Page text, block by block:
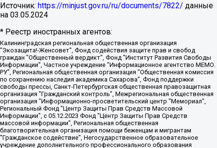
Источник: https://minjust.gov.ru/ru/documents/7822/ данные
на 03.05.2024
* Реестр иностранных агентов:
Калининградская региональная общественная организация "Экозащита!-Женсовет", Фонд содействия защите прав и свобод граждан "Общественный вердикт", Фонд "Институт Развития Свободы Информации", Частное учреждение "Информационное агентство МЕМО. РУ", Региональная общественная организация "Общественная комиссия по сохранению наследия академика Сахарова", Фонд поддержки свободы прессы, Санкт-Петербургская общественная правозащитная организация "Гражданский контроль", Межрегиональная общественная организация "Информационно-просветительский центр "Мемориал", Региональный Фонд "Центр Защиты Прав Средств Массовой Информации", с 05.12.2023 Фонд "Центр Защиты Прав Средств массовой информации", Региональная общественная благотворительная организация помощи беженцам и мигрантам "Гражданское содействие", Негосударственное образовательное учреждение дополнительного профессионального образования (повышение квалификации) специалистов "АКАДЕМИЯ ПО ПРАВАМ ЧЕЛОВЕКА", Свердловская региональная общественная организация "Сутяжник", Автономная некоммерческая организация "Центр независимых социологических исследований", Союз общественных объединений "Российский исследовательский центр по правам человека", Региональное общественное учреждение научно-информационный центр "МЕМОРИАЛ", Некоммерческая организация "Фонд защиты гласности", Автономная некоммерческая организация "Институт прав человека", Городская общественная организация "Екатеринбургское общество "МЕМОРИАЛ", Городская общественная организация "Рязанское историко-просветительское и правозащитное общество "Мемориал" (Рязанский Мемориал), Челябинский региональный орган общественной самодеятельности – женское общественное объединение "Женщины Евразии", Челябинский региональный орган общественной самодеятельности "Уральская правозащитная группа", Фонд содействия защите здоровья и социальной справедливости имени Андрея Рылькова, Автономная Некоммерческая Организация "Аналитический Центр Юрия Левады", Автономная некоммерческая организация социальной поддержки населения "Проект Апрель", Региональная общественная организация помощи женщинам и детям, находящимся в кризисной ситуации "Информационно-методический центр "Анна", Фонд содействия развитию массовых коммуникаций и правовому просвещению "Так-так-Так", Фонд содействия устойчивому развитию "Серебряная тайга", Свердловский региональный общественный фонд социальных проектов "Новое время", "Idel.Реалии", Кавказ.Реалии, Крым.Реалии, Телеканал Настоящее Время, Татаро-башкирская служба Радио Свобода (Azatliq Radiosi), Радио Свободная Европа/Радио Свобода (PCE/PC), "Сибирь.Реалии", "Фактограф", Благотворительный фонд помощи осужденным и их семьям, Автономная некоммерческая организация "Институт глобализации и социальных движений", Фонд "В защиту прав заключенных", Частное учреждение "Центр поддержки и содействия развитию средств массовой информации", Пензенский региональный общественный благотворительный фонд "Гражданский союз", "Север.Реалии", Некоммерческая организация Фонд "Правовая инициатива", Общество с ограниченной ответственностью "Радио Свободная Европа/Радио Свобода", Чешское информационное агентство "MEDIUM-ORIENT", Красноярская региональная общественная организация "Мы против СПИДа", Камалягин Денис Николаевич, Маркелов Сергей Евгеньевич, Пономарев Лев Александрович, Савицкая Людмила Алексеевна, Автономная некоммерческая организация "Центр по работе с проблемой насилия "НАСИЛИЮ.НЕТ", Межрегиональный профессиональный союз работников здравоохранения "Альянс врачей", Юридическое лицо, зарегистрированное в Латвийской Республике, SIA "Medusa Project" (регистрационный номер 40103797863, дата регистрации 10.06.2014), Некоммерческая организация "Фонд по борьбе с коррупцией", Автономная некоммерческая организация "Институт права и публичной политики", Баданин Роман Сергеевич, Гликин Максим Александрович, Железнова Мария Михайловна, Лукьянова Юлия Сергеевна, Маетная Елизавета Витальевна, Маняхин Петр Борисович, Чуракова Ольга Владимировна, Ярош Юлия Петровна, Юридическое лицо "The Insider SIA", зарегистрированное в Риге, Латвийская Республика (дата регистрации 26.06.2015), являющееся администратором доменного имени интернет-издания "The Insider SIA", https://theins.ru, Постернак Алексей Евгеньевич, Рубин Михаил Аркадьевич, Анин Роман Александрович, Юридическое лицо Istories fonds, зарегистрированное в Латвийской Республике (регистрационный номер 50008295751, дата регистрации 24.02.2020), Великовский Дмитрий Александрович, Долинина Ирина Николаевна, Мароховская Алеся Алексеевна, Шлейнов Роман Юрьевич, Шмагун Олеся Валентиновна, Общество с ограниченной ответственностью "Альтаир 2021", Общество с ограниченной ответственностью "Вега 2021", Общество с ограниченной ответственностью "Главный редактор 2021", Общество с ограниченной ответственностью "Ромашки монолит", Важенков Артем Валерьевич, Ивановская областная общественная организация "Центр гендерных исследований", Гурман Юрий Альбертович, Медиапроект "ОВД-Инфо", Егоров Владимир Владимирович, Жилинский Владимир Александрович, Общество с ограниченной ответственностью "ЗП", Иванова София Юрьевна, Карезина Инна Павловна, Кильтау Екатерина Викторовна, Петров Алексей Викторович, Пискунов Сергей Евгеньевич, Смирнов Сергей Сергеевич, Тихонов Михаил Сергеевич, Общество с ограниченной ответственностью "ЖУРНАЛИСТ-ИНОСТРАННЫЙ АГЕНТ", Арапова Галина Юрьевна, Вольтская Татьяна Анатольевна, Американская компания "Mason G.E.S. Anonymous Foundation" (США), являющаяся владельцем интернет-издания https://mnews.world/, Компания "Stichting Bellingcat", зарегистрированная в Нидерландах (дата регистрации 11.07.2018), Захаров Андрей Вячеславович, Клепиковская Екатерина Дмитриевна, Общество с ограниченной ответственностью "МЕМО", Перл Роман Александрович, Симонов Евгений Алексеевич, Соловьева Елена Анатольевна, Сотников Даниил Владимирович, Сурначева Елизавета Дмитриевна, Автономная некоммерческая организация по защите прав человека и информированию населения "Якутия – Наше Мнение", Общество с ограниченной ответственностью "Москоу диджитал медиа", с 26.01.2023 Общество с ограниченной ответственностью "Чайка Белые сады", Ветошкина Валерия Валерьевна, Заговора Максим Александрович, Межрегиональное общественное движение "Российская ЛГБТ - сеть", Оленичев Максим Владимирович, Павлов Иван Юрьевич, Скворцова Елена Сергеевна, Общество с ограниченной ответственностью "Как бы инагент", Кочетков Игорь Викторович, Общество с ограниченной ответственностью "Честные выборы", Еланчик Олег Александрович, Общество с ограниченной ответственностью "Нобелевский призыв", Гималова Регина Эмилевна, Григорьев Андрей Валерьевич, Григорьева Алина Александровна, Ассоциация по содействию защите прав призывников, альтернативнослужащих и военнослужащих "Правозащитная группа "Гражданин.Армия.Право", Хисамова Регина Фаритовна, Автономная некоммерческая организация по реализации социально-правовых программ "Лилит", Дальневосточное общественное движение "Маяк", Санкт-Петербургская ЛГБТ-инициативная группа "Выход", Инициативная группа ЛГБТ+ "Реверс", Алексеев Андрей Викторович, Бекбулатова Таисия Львовна, Беляев Иван Михайлович, Владыкина Елена Сергеевна, Гельман Марат Александрович, Никульшина Вероника Юрьевна, Толоконникова Надежда Андреевна, Шендерович Виктор Анатольевич, Общество с ограниченной ответственностью "Данное сообщение", Общество с ограниченной ответственностью Издательский дом "Новая глава", Айнбиндер Александра Александровна, Московский комьюнити-центр для ЛГБТ+инициатив, Благотворительный фонд развития филантропии, Deutsche Welle (Германия, Kurt-Schumacher-Strasse 3, 53113 Bonn), Борзунова Мария Михайловна, Воробьев Виктор Викторович, Голубева Анна Львовна, Константинова Алла Михайловна, Малкова Ирина Владимировна, Мурадов Мурад Абдулгалимович, Осетинская Елизавета Николаевна, Понасенков Евгений Николаевич, Ганапольский Матвей Юрьевич, Киселев Евгений Алексеевич, Борухович Ирина Григорьевна, Дремин Иван Тимофеевич, Дубровский Дмитрий Викторович, Красноярская региональная общественная организация поддержки и развития альтернативных образовательных технологий и межкультурных коммуникаций "ИНТЕРРА", Маяковская Екатерина Алексеевна, Фейгин Марк Захарович, Филимонов Андрей Викторович, Дзугкоева Регина Николаевна, Доброхотов Роман Александрович, Дудь Юрий Александрович, Елкин Сергей Владимирович, Кругликов Кирилл Игоревич, Сабунаева Мария Леонидовна, Семенов Алексей Владимирович, Шаинян Карен Багратович, Шульман Екатерина Михайловна, Асафьев Артур Валерьевич, Вахштайн Виктор Семенович, Венедиктов Алексей Алексеевич, Лушникова Екатерина Евгеньевна, Волков Леонид Михайлович, Невзоров Александр Глебович, Пархоменко Сергей Борисович, Сироткин Ярослав Николаевич, Кара-Мурза Владимир Владимирович, Баранова Наталья Владимировна, Гозман Леонид Яковлевич, Кагарлицкий Борис Юльевич, Климарев Михаил Валерьевич, Милов Владимир Станиславович, Автономная некоммерческая организация Краснодарский центр современного искусства "Типография", Моргенштерн Алишер Тагирович, Соболь Любовь Эдуардовна, Общество с ограниченной ответственностью "ЛИЗА НОРМ", Каспаров Гарри Кимович, Ходорковский Михаил Борисович, Общество с ограниченной ответственностью "Апрельские тезисы", Данилович Ирина Брониславовна, Кашин Олег Владимирович, Петров Николай Владимирович, Пивоваров Алексей Владимирович, Соколов Михаил Владимирович, Цветкова Юлия Владимировна, Чичваркин Евгений Александрович, Комитет против пыток/Команда против пыток, Общество с ограниченной ответственностью "Первый научный", Общество с ограниченной ответственностью "Вертолет и ко", Белоцерковская Вероника Борисовна, Кац Максим Евгеньевич, Лазарева Татьяна Юрьевна, Шаведдинов Руслан Табризович, Яшин Илья Валерьевич, Общество с ограниченной ответственностью "Иноагент ААВ", Алешковский Дмитрий Петрович, Альбац Евгения Марковна, Быков Дмитрий Львович, Галямина Юлия Евгеньевна, Лойко Сергей Леонидович, Мартынов Кирилл Константинович, Медведев Сергей Александрович, Крашенинников Федор Геннадиевич, Гордеева Катерина Вл